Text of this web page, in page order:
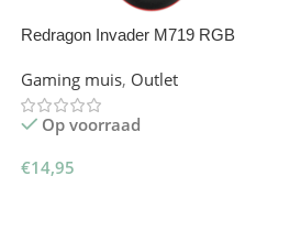
Redragon Invader M719 RGB
Gaming muis, Outlet
Op voorraad
€14,95